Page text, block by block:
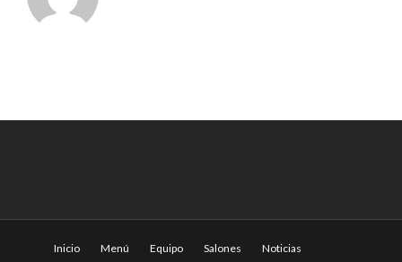
Inicio Menú Equipo Salones Noticias